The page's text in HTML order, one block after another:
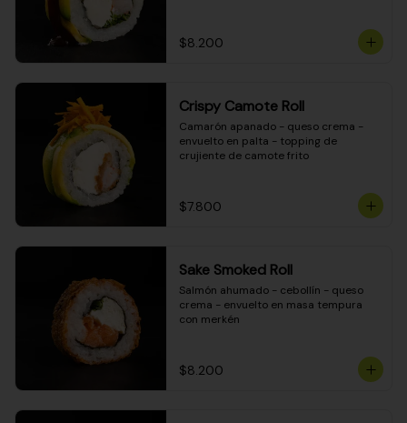
$8.200
Crispy Camote Roll
Camarón apanado - queso crema -
envuelto en palta - topping de
crujiente de camote frito
$7.800
Sake Smoked Roll
Salmón ahumado - cebollín - queso
crema - envuelto en masa tempura
con merkén
$8.200